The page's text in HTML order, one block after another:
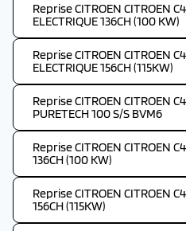
Reprise CITROEN CITROEN
ELECTRIQUE 136CH (100 KW)
Reprise CITROEN CITROEN
ELECTRIQUE 156CH (115KW)
Reprise CITROEN CITROEN
PURETECH 100 S/S BVM6
Reprise CITROEN CITROEN
136CH (100 KW)
Reprise CITROEN CITROEN
156CH (115KW)